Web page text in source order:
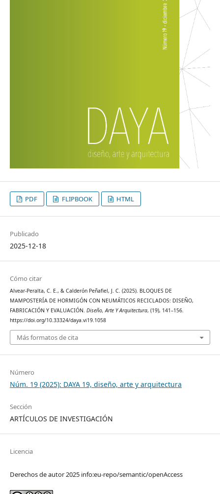
PDF FLIPBOOK HTML
Publicado
2025-12-18
Cómo citar
Alvear-Peralta, C. E., & Calderón Peñafiel, J. C. (2025). BLOQUES DE
MAMPOSTERÍA DE HORMIGÓN CON NEUMÁTICOS RECICLADOS: DISEÑO,
FABRICACIÓN Y EVALUACIÓN. Diseño, Arte Y Arquitectura, (19), 141–156.
https://doi.org/10.33324/daya.vi19.1058
Más formatos de cita
Número
Núm. 19 (2025): DAYA 19, diseño, arte y arquitectura
Sección
ARTÍCULOS DE INVESTIGACIÓN
Licencia
Derechos de autor 2025 info:eu-repo/semantic/openAccess